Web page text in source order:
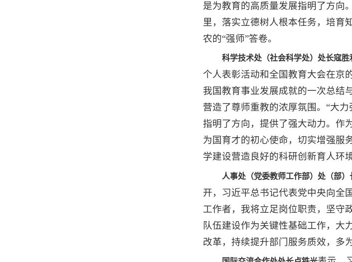
是为教育的高质量发展指明了方向
里，落实立德树人根本任务，培育
农的“强师”答卷。
科学技术处（社会科学处）处长寇胜
个人表彰活动和全国教育大会在京
我国教育事业发展成就的一次总结
营造了尊师重教的浓厚氛围。“大
指明了方向，提供了强大动力。作
为国育才的初心使命，切实增强服
学建设营造良好的科研创新育人环
人事处（党委教师工作部）处（部）
开，习近平总书记代表党中央向全
工作者，我将立足岗位职责，坚守
队伍建设作为关键性基础工作，大
改革，持续提升部门服务质效，多